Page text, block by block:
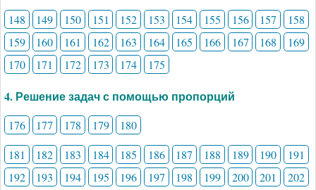
148 149 150 151 152 153 154 155 156 157
158
159
160 161 162 163 164 165 166 167 168
169
170
171 172 173 174 175
4. Решение задач с помощью пропорций
176 177 178 179
180
181
182 183 184 185 186 187 188 189 190
191
192
193 194 195 196 197 198 199 200 201 202